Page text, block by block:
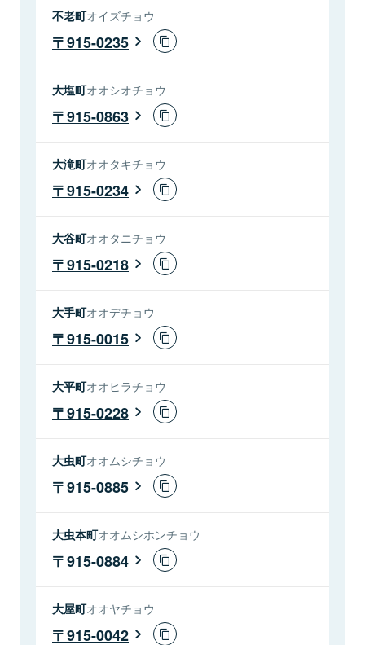
不老町オイズチョウ
915-0235
大塩町オオシオチョウ
915-0863
大滝町オオタキチョウ
915-0234
大谷町オオタニチョウ
915-0218
大手町オオデチョウ
915-0015
大平町オオヒラチョウ
915-0228
大虫町オオムシチョウ
915-0885
大虫本町オオムシホンチョウ
915-0884
大屋町オオヤチョウ
915-0042